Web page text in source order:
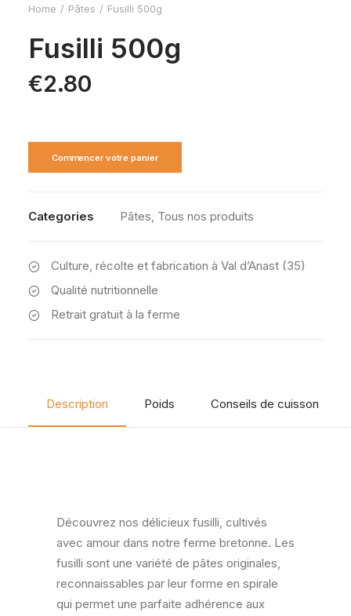
Home Pâtes Fusilli 500g
Fusilli 500g
€2.80
Commencer votre panier
Categories Pâtes, Tous nos produits
Culture, récolte et fabrication à Val d’Anast (35)
Qualité nutritionnelle
Retrait gratuit à la ferme
Description Poids Conseils de cuisson
Découvrez nos délicieux fusilli, cultivés
avec amour dans notre ferme bretonne. Les
fusilli sont une variété de pâtes originales,
reconnaissables par leur forme en spirale
qui permet une parfaite adhérence aux